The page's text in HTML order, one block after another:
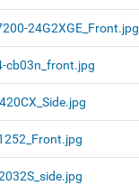
24G2XGE_Front.jpg
cb03n_front.jpg